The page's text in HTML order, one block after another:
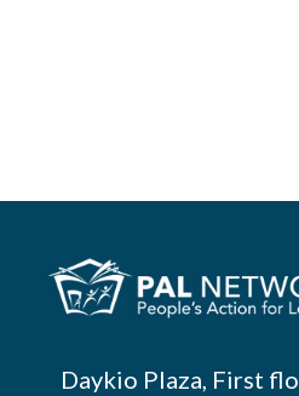
Daykio Plaza, First